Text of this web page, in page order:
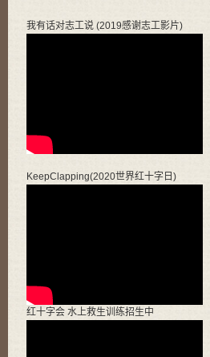
我有话对志工说 (2019感谢志工影片)
KeepClapping(2020世界红十字日)
红十字会 水上救生训练招生中